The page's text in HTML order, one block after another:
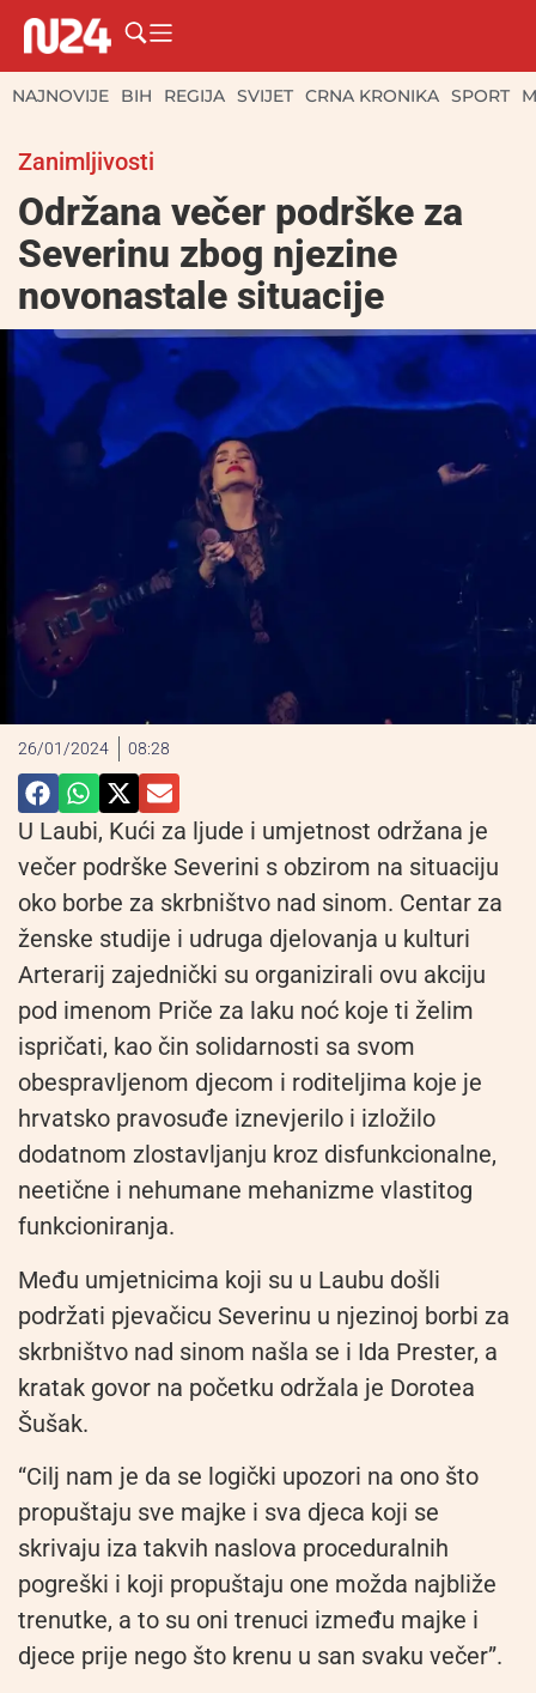
NAJNOVIJE BIH REGIJA SVIJET CRNA KRONIKA SPORT
Zanimljivosti
Održana večer podrške za
Severinu zbog njezine
novonastale situacije
26/01/2024 08:28
U Laubi, Kući za ljude i umjetnost održana je
večer podrške Severini s obzirom na situaciju
oko borbe za skrbništvo nad sinom. Centar za
ženske studije i udruga djelovanja u kulturi
Arterarij zajednički su organizirali ovu akciju
pod imenom Priče za laku noć koje ti želim
ispričati, kao čin solidarnosti sa svom
obespravljenom djecom i roditeljima koje je
hrvatsko pravosuđe iznevjerilo i izložilo
dodatnom zlostavljanju kroz disfunkcionalne,
neetične i nehumane mehanizme vlastitog
funkcioniranja.
Među umjetnicima koji su u Laubu došli
podržati pjevačicu Severinu u njezinoj borbi za
skrbništvo nad sinom našla se i Ida Prester, a
kratak govor na početku održala je Dorotea
Šušak.
“Cilj nam je da se logički upozori na ono što
propuštaju sve majke i sva djeca koji se
skrivaju iza takvih naslova proceduralnih
pogreški i koji propuštaju one možda najbliže
trenutke, a to su oni trenuci između majke i
djece prije nego što krenu u san svaku večer”.